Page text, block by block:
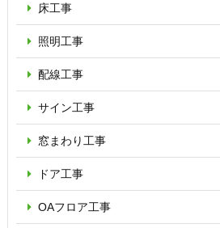
床工事
照明工事
配線工事
サイン工事
窓まわり工事
ドア工事
OAフロア工事